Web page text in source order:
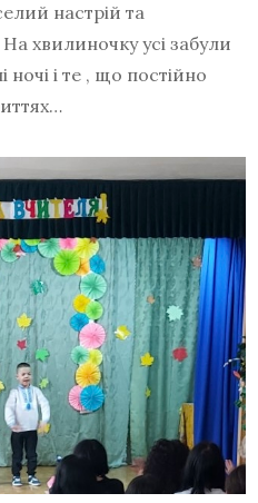
настрій та
хвилиночку усі забули
і те , що постійно